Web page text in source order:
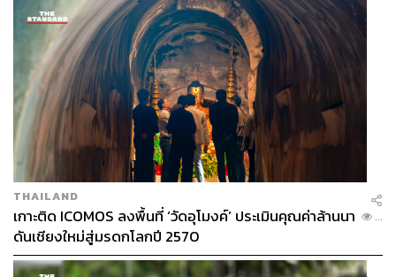
THAILAND
เกาะติด ICOMOS ลงพื้นที่ ‘วัดอุโมงค์’ ประเมินคุณค่าล้านนา
ดันเชียงใหม่สู่มรดกโลกปี 2570
...